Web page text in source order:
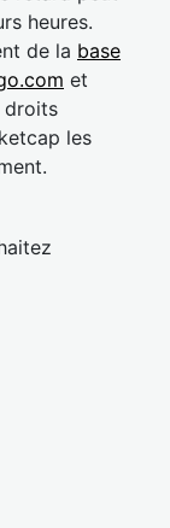
heures.
de la base
et
droits
les